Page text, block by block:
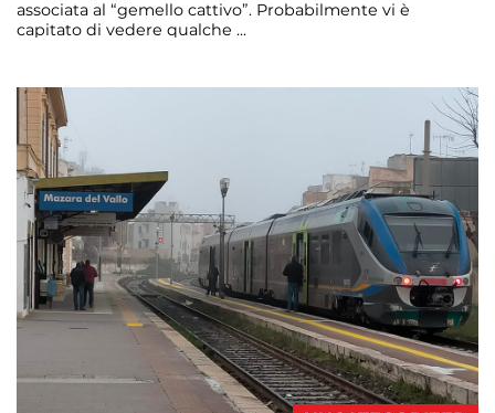
associata al “gemello cattivo”. Probabilmente vi è
capitato di vedere qualche ...
admin@admin.com